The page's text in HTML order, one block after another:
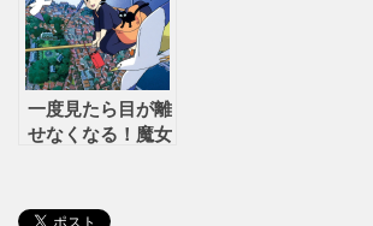
一度見たら目が離
せなくなる！魔女